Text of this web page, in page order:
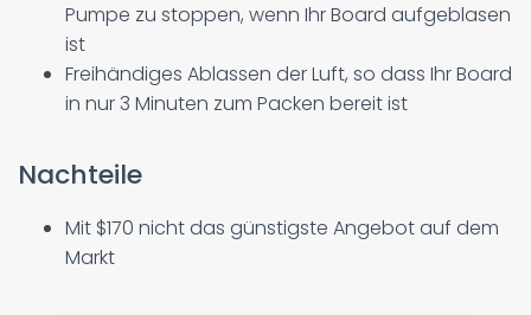
Pumpe zu stoppen, wenn Ihr Board aufgeblasen
ist
Freihändiges Ablassen der Luft, so dass Ihr Board
in nur 3 Minuten zum Packen bereit ist
Nachteile
Mit $170 nicht das günstigste Angebot auf dem
Markt